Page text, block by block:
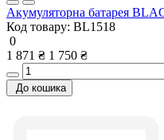
Акумуляторна батарея
Код товару: BL1518
0
1 871 ₴ 1 750 ₴
До кошика